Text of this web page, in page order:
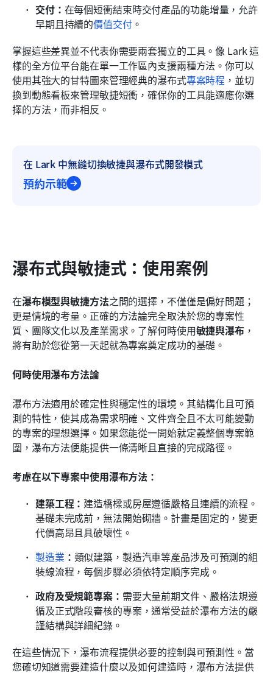
交付： 在每個短衝結束時交付產品的功能增量，允許
早期且持續的價值交付。
掌握這些差異並不代表你需要兩套獨立的工具。像 Lark 這
樣的全方位平台能在單一工作區內支援兩種方法。你可以
使用其強大的甘特圖來管理經典的瀑布式專案時程 ，並切
換到動態看板來管理敏捷短衝，確保你的工具能適應你選
擇的方法，而非相反。
在 Lark 中無縫切換敏捷與瀑布式開發模式
預約示範
瀑布式與敏捷式：使用案例
在瀑布模型與敏捷方法之間的選擇，不僅僅是偏好問題；
更是情境的考量。正確的方法論完全取決於您的專案性
質、團隊文化以及產業需求。了解何時使用敏捷與瀑布，
將有助於您從第一天起就為專案奠定成功的基礎。
何時使用瀑布方法論
瀑布方法適用於確定性與穩定性的環境。其結構化且可預
測的特性，使其成為需求明確、文件齊全且不太可能變動
的專案的理想選擇。如果您能從一開始就定義整個專案範
圍，瀑布方法便能提供一條清晰且直接的完成路徑。
考慮在以下專案中使用瀑布方法：
建築工程： 建造橋樑或房屋遵循嚴格且連續的流程。
基礎未完成前，無法開始砌牆。計畫是固定的，變更
代價高昂且具破壞性。
製造業 ： 類似建築，製造汽車等產品涉及可預測的組
裝線流程，每個步驟必須依特定順序完成。
政府及受規範專案： 需要大量前期文件、嚴格法規遵
循及正式階段審核的專案，通常受益於瀑布方法的嚴
謹結構與詳細紀錄。
在這些情況下，瀑布流程提供必要的控制與可預測性。當
您確切知道需要建造什麼以及如何建造時，瀑布方法提供